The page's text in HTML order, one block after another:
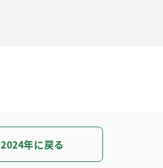
2024年に戻る